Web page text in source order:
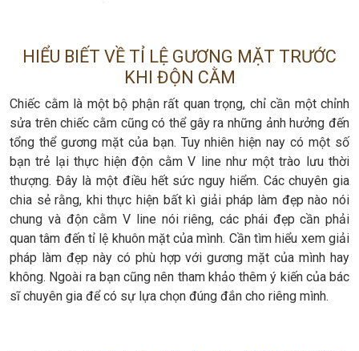
HIỂU BIẾT VỀ TỈ LỆ GƯƠNG MẶT TRƯỚC
KHI ĐỘN CẰM
Chiếc cằm là một bộ phận rất quan trọng, chỉ cần một chỉnh
sửa trên chiếc cằm cũng có thể gây ra những ảnh hưởng đến
tổng thể gương mặt của bạn. Tuy nhiên hiện nay có một số
bạn trẻ lại thực hiện độn cằm V line như một trào lưu thời
thượng. Đây là một điều hết sức nguy hiểm. Các chuyên gia
chia sẻ rằng, khi thực hiện bất kì giải pháp làm đẹp nào nói
chung và độn cằm V line nói riêng, các phái đẹp cần phải
quan tâm đến tỉ lệ khuôn mặt của mình. Cần tìm hiểu xem giải
pháp làm đẹp này có phù hợp với gương mặt của mình hay
không. Ngoài ra bạn cũng nên tham khảo thêm ý kiến của bác
sĩ chuyên gia để có sự lựa chọn đúng đắn cho riêng mình.